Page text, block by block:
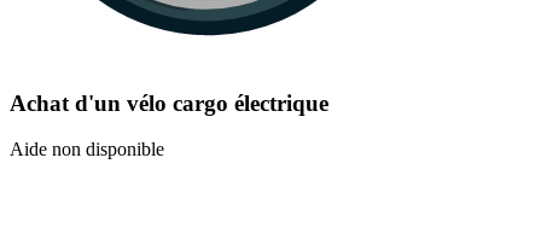
Achat d'un vélo cargo électrique
Aide non disponible